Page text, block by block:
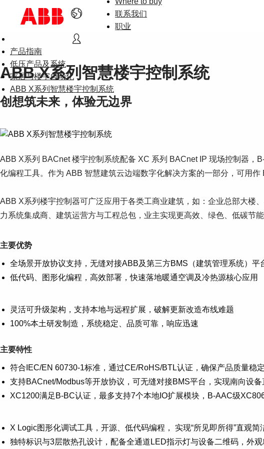
联系我们
职业
产品指南
低压产品及系统
家居与楼宇自动化
ABB X系列智慧楼宇控制系统
ABB X系列智慧楼宇控制系统
创想筑未来，体验无边界
ABB X系列 BACnet 楼宇控制系统配备 XC 系列 BACnet IP 现场控制器
化编程工具。作为 ABB 智慧建筑云边端数字化解决方案的一部分，可用作
ABB X系列楼宇控制器可广泛应用于各类工商业建筑，如：企业总部大楼
力系统集成商、建筑运营方与工程总包，业主实现更高效、绿色、低碳节
主要优势
全场景开放协议支持，无缝对接ABB及第三方BMS（建筑管理系统）平
低代码、图形化编程，高效部署，快速落地暖通空调及冷热源核心应用
灵活可升级架构，支持本地与远程扩展，破解更新改造布线难题
100%本土研发制造，系统稳定、品质可靠，响应迅速
主要特性
符合IEC/EN 60730-1标准，通过CE/RoHS/BTL认证，确保产品质量稳
支持BACnet/Modbus等开放协议，可无缝对接BMS平台，实现南向设
XC1200满足B-BC认证，最多支持7个本地IO扩展模块，B-AAC级
X Logic图形化调试工具，开源、低代码编程， 实现“所见即所得”直观
独特标识与3层散热孔设计，配备全通道LED指示灯与设备二维码，外观